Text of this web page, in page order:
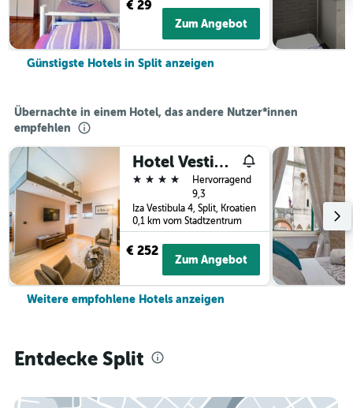
€ 29
Zum Angebot
Günstigste Hotels in Split anzeigen
Übernachte in einem Hotel, das andere Nutzer*innen
empfehlen
Hotel Vestibul Palace
4 Sterne
Hervorragend
9,3
Iza Vestibula 4, Split, Kroatien
0,1 km vom Stadtzentrum
€ 252
Zum Angebot
Weitere empfohlene Hotels anzeigen
Entdecke Split